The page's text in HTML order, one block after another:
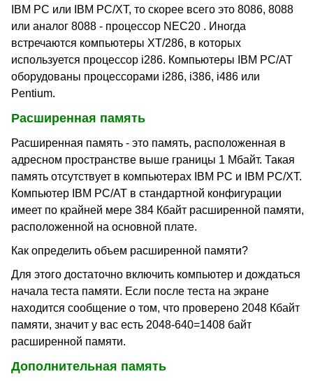
IBM PC или IBM PC/XT, то скорее всего это 8086, 8088
или аналог 8088 - процессор NEC20 . Иногда
встречаются компьютеры XT/286, в которых
используется процессор i286. Компьютеры IBM PC/AT
оборудованы процессорами i286, i386, i486 или
Pentium.
Расширенная память
Расширенная память - это память, расположенная в
адресном пространстве выше границы 1 Мбайт. Такая
память отсутствует в компьютерах IBM PC и IBM PC/XT.
Компьютер IBM PC/AT в стандартной конфигурации
имеет по крайней мере 384 Кбайт расширенной памяти,
расположенной на основной плате.
Как определить объем расширенной памяти?
Для этого достаточно включить компьютер и дождаться
начала теста памяти. Если после теста на экране
находится сообщение о том, что проверено 2048 Кбайт
памяти, значит у вас есть 2048-640=1408 байт
расширенной памяти.
Дополнительная память